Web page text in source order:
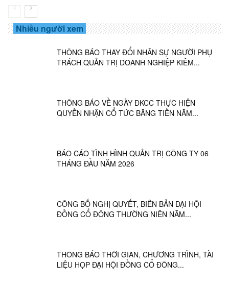
Nhiều người xem
THÔNG BÁO THAY ĐỔI NHÂN SỰ NGƯỜI PHỤ
TRÁCH QUẢN TRỊ DOANH NGHIỆP KIÊM...
THÔNG BÁO VỀ NGÀY ĐKCC THỰC HIỆN
QUYỀN NHẬN CỔ TỨC BẰNG TIỀN NĂM...
BÁO CÁO TÌNH HÌNH QUẢN TRỊ CÔNG TY 06
THÁNG ĐẦU NĂM 2026
CÔNG BỐ NGHỊ QUYẾT, BIÊN BẢN ĐẠI HỘI
ĐỒNG CỔ ĐÔNG THƯỜNG NIÊN NĂM...
THÔNG BÁO THỜI GIAN, CHƯƠNG TRÌNH, TÀI
LIỆU HỌP ĐẠI HỘI ĐỒNG CỔ ĐÔNG...